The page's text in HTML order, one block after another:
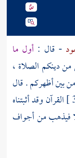
- قال : أول ما
دينكم الصلاة ،
بين أظهركم . قال
القرآن وقد أثبتناه
فيذهب من أجواف